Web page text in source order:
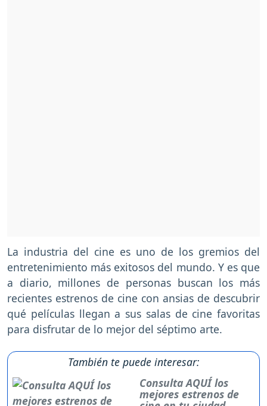
La industria del cine es uno de los gremios del
entretenimiento más exitosos del mundo. Y es que
a diario, millones de personas buscan los más
recientes estrenos de cine con ansias de descubrir
qué películas llegan a sus salas de cine favoritas
para disfrutar de lo mejor del séptimo arte.
También te puede interesar:
Consulta AQUÍ los
mejores estrenos de